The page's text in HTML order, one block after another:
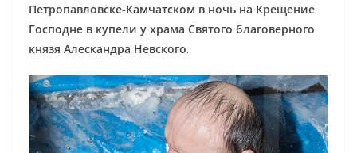
Петропавловске-Камчатском в ночь на Крещение
Господне в купели у храма Святого благоверного
князя Алескандра Невского.